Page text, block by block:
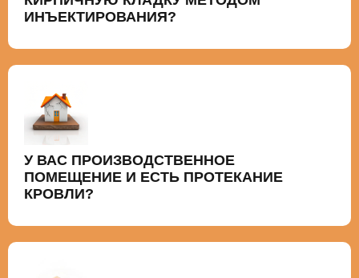
ИНЪЕКТИРОВАНИЯ?
У ВАС ПРОИЗВОДСТВЕННОЕ
ПОМЕЩЕНИЕ И ЕСТЬ ПРОТЕКАНИЕ
КРОВЛИ?